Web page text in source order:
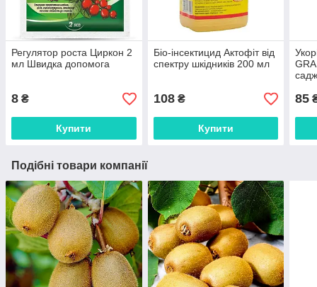
Регулятор роста Циркон 2
мл Швидка допомога
8 ₴
Купити
Біо-інсектицид Актофіт від
спектру шкідників 200 мл
108₴
Купити
85
Подібні товари компанії